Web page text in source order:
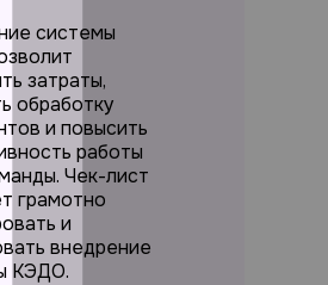
системы
затраты,
обработку
и повысить
работы
Чек-лист
грамотно
и
внедрение
КЭДО.